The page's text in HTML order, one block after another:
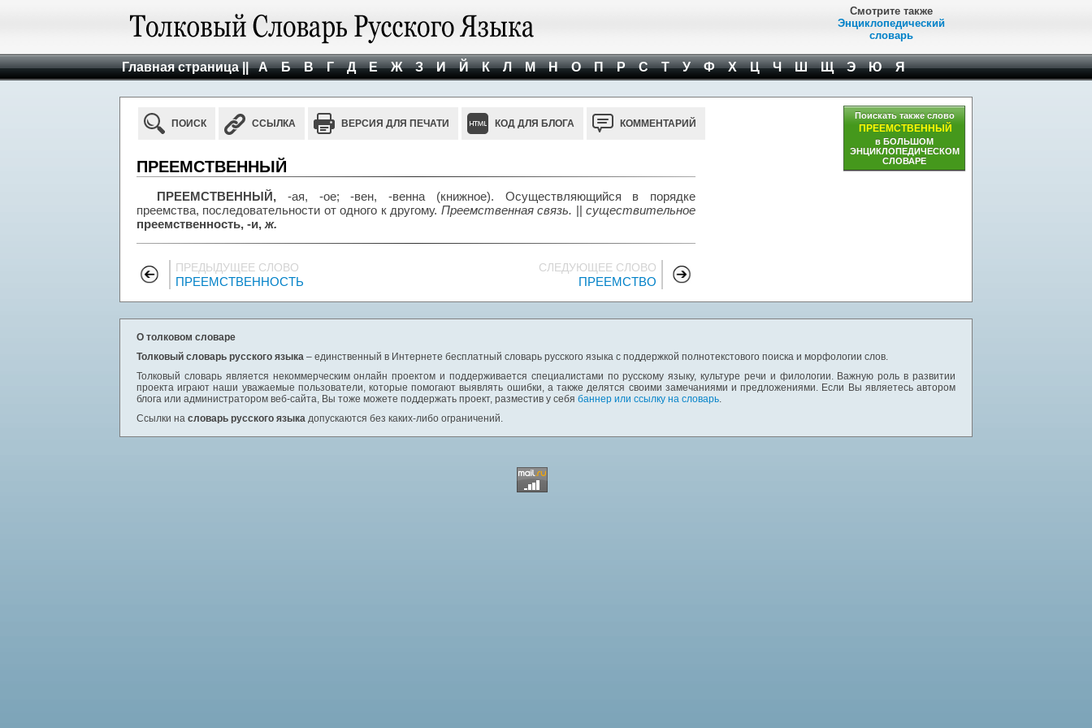
Смотрите также
Энциклопедический
словарь
Главная страница || А Б В Г Д Е Ж З И Й К Л М Н О П Р С Т У Ф Х Ц Ч Ш Щ Э Ю Я
ПОИСК ССЫЛКА ВЕРСИЯ ДЛЯ ПЕЧАТИ КОД ДЛЯ БЛОГА КОММЕНТАРИЙ
ПРЕЕМСТВЕННЫЙ
ПРЕЕМСТВЕННЫЙ, -ая, -ое; -вен, -венна (книжное). Осуществляющийся в порядке
преемства, последовательности от одного к другому. Преемственная связь. ||существительное
преемственность, -и, ж.
ПРЕДЫДУЩЕЕ СЛОВО
ПРЕЕМСТВЕННОСТЬ
СЛЕДУЮЩЕЕ СЛОВО
ПРЕЕМСТВО
Поискать также слово
ПРЕЕМСТВЕННЫЙ
в БОЛЬШОМ
ЭНЦИКЛОПЕДИЧЕСКОМ
СЛОВАРЕ
О толковом словаре
Толковый словарь русского языка – единственный в Интернете бесплатный словарь русского языка с поддержкой полнотекстового поиска и морфологии слов.
Толковый словарь является некоммерческим онлайн проектом и поддерживается специалистами по русскому языку, культуре речи и филологии. Важную роль в развитии
проекта играют наши уважаемые пользователи, которые помогают выявлять ошибки, а также делятся своими замечаниями и предложениями. Если Вы являетесь автором
блога или администратором веб-сайта, Вы тоже можете поддержать проект, разместив у себя баннер или ссылку на словарь.
Ссылки на словарь русского языка допускаются без каких-либо ограничений.